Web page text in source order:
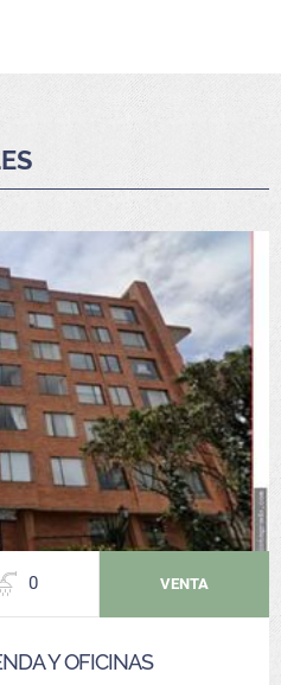
0 VENTA
Y OFICINAS